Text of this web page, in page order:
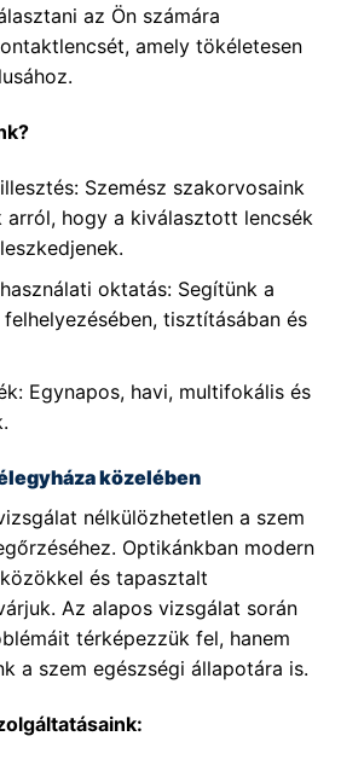
az Ön számára
amely tökéletesen
Szemész szakorvosaink
arról, hogy a kiválasztott lencsék
oktatás: Segítünk a
tisztításában és
Egynapos, havi, multifokális és
közelében
nélkülözhetetlen a szem
Optikánkban modern
és tapasztalt
Az alapos vizsgálat során
térképezzük fel, hanem
a szem egészségi állapotára is.